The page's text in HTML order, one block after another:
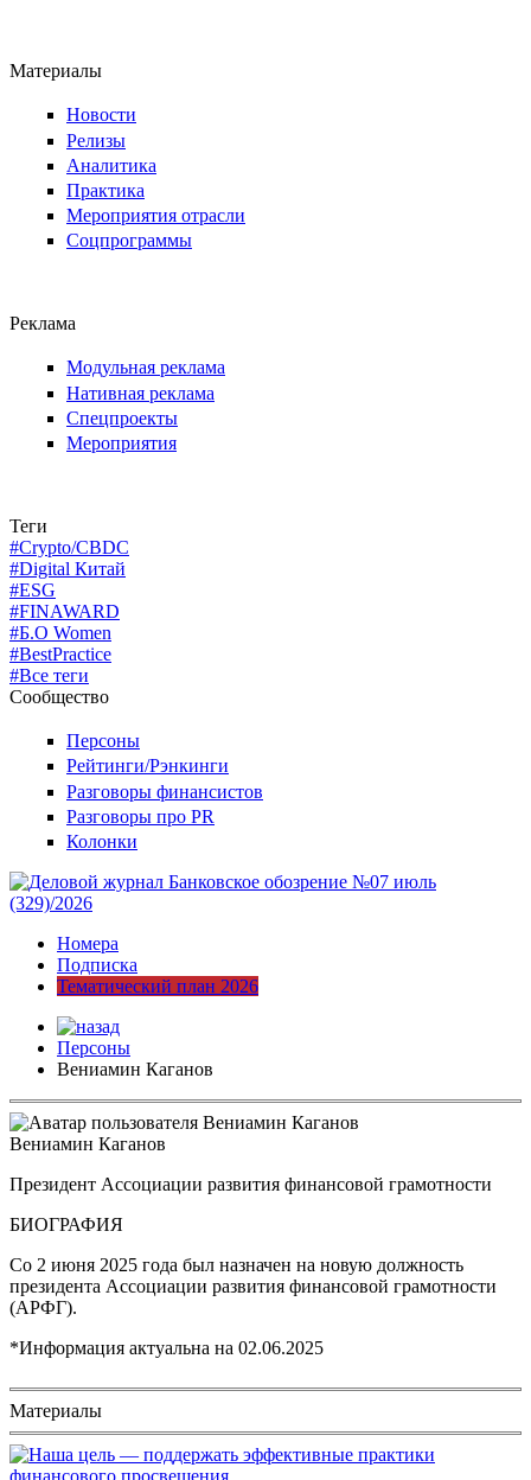
Материалы
Новости
Релизы
Аналитика
Практика
Мероприятия отрасли
Соцпрограммы
Реклама
Модульная реклама
Нативная реклама
Спецпроекты
Мероприятия
Теги
#Crypto/CBDC
#Digital Китай
#ESG
#FINAWARD
#Б.О Women
#BestPractice
#Все теги
Сообщество
Персоны
Рейтинги/Рэнкинги
Разговоры финансистов
Разговоры про PR
Колонки
Номера
Подписка
Тематический план 2026
Персоны
Вениамин Каганов
Вениамин Каганов
Президент Ассоциации развития финансовой грамотности
БИОГРАФИЯ
Со 2 июня 2025 года был назначен на новую должность
президента Ассоциации развития финансовой грамотности
(АРФГ).
*Информация актуальна на 02.06.2025
Материалы